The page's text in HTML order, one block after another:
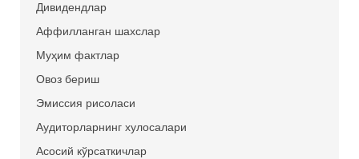
Дивидендлар
Аффилланган шахслар
Муҳим фактлар
Овоз бериш
Эмиссия рисоласи
Аудиторларнинг хулосалари
Асосий кўрсаткичлар